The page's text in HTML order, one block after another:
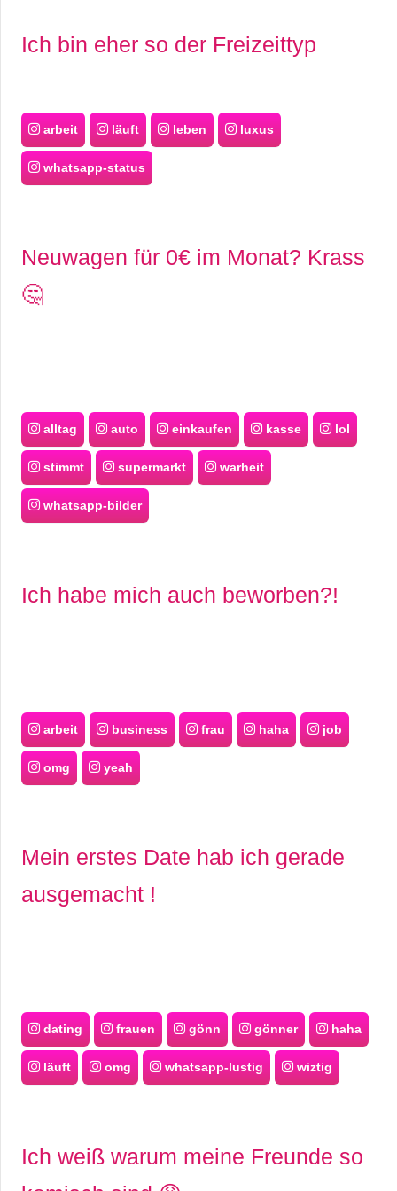
Ich bin eher so der Freizeittyp
arbeit läuft leben luxus
whatsapp-status
Neuwagen für 0€ im Monat? Krass
🤔
alltag auto einkaufen kasse lol
stimmt supermarkt warheit
whatsapp-bilder
Ich habe mich auch beworben?!
arbeit business frau haha job
omg yeah
Mein erstes Date hab ich gerade
ausgemacht !
dating frauen gönn gönner haha
läuft omg whatsapp-lustig wiztig
Ich weiß warum meine Freunde so